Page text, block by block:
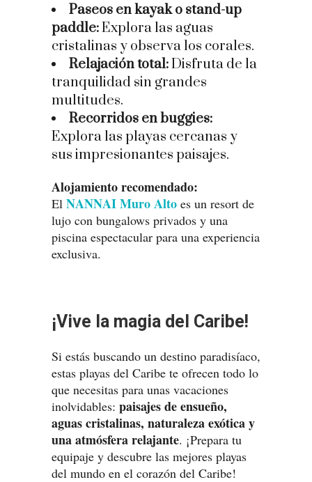
Paseos en kayak o stand-up
paddle:Explora las aguas
cristalinas y observa los corales.
Relajación total:Disfruta de la
tranquilidad sin grandes
multitudes.
Recorridos en buggies:
Explora las playas cercanas y
sus impresionantes paisajes.
Alojamiento recomendado:
El NANNAI Muro Alto es un resort de
lujo con bungalows privados y una
piscina espectacular para una experiencia
exclusiva.
¡Vive la magia del Caribe!
Si estás buscando un destino paradisíaco,
estas playas del Caribe te ofrecen todo lo
que necesitas para unas vacaciones
inolvidables: paisajes de ensueño,
aguas cristalinas, naturaleza exótica y
una atmósfera relajante. ¡Prepara tu
equipaje y descubre las mejores playas
del mundo en el corazón del Caribe!